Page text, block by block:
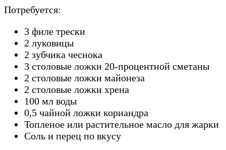
Потребуется:
3 филе трески
2 луковицы
2 зубчика чеснока
3 столовые ложки 20-процентной сметаны
2 столовые ложки майонеза
2 столовые ложки хрена
100 мл воды
0,5 чайной ложки кориандра
Топленое или растительное масло для жарки
Соль и перец по вкусу